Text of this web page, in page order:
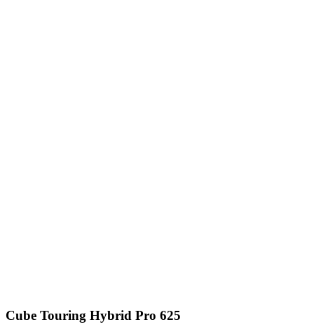
Cube Touring Hybrid Pro 625